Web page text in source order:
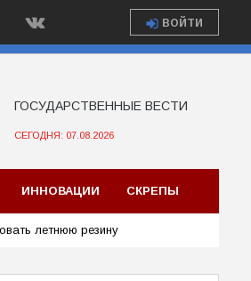
ВОЙТИ
ГОСУДАРСТВЕННЫЕ ВЕСТИ
СЕГОДНЯ: 07.08.2026
ИННОВАЦИИ СКРЕПЫ
летнюю резину